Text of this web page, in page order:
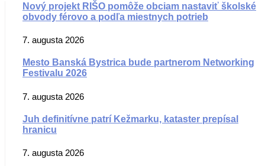
Nový projekt RIŠO pomôže obciam nastaviť školské
obvody férovo a podľa miestnych potrieb
7. augusta 2026
Mesto Banská Bystrica bude partnerom Networking
Festivalu 2026
7. augusta 2026
Juh definitívne patrí Kežmarku, kataster prepísal
hranicu
7. augusta 2026